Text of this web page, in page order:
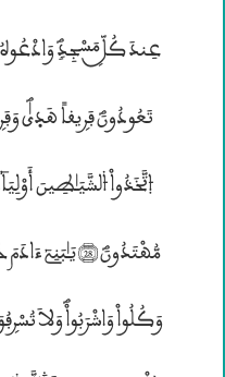
مُّهْتَدُونَؐ (28)